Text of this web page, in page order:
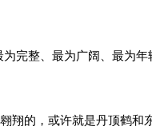
完整、最为广阔、最为年
翔的，或许就是丹顶鹤和